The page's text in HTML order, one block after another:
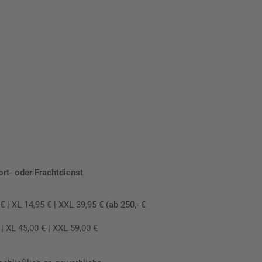
oder Frachtdienst
| XL 14,95 € | XXL 39,95 € (ab 250,- €
XL 45,00 € | XXL 59,00 €